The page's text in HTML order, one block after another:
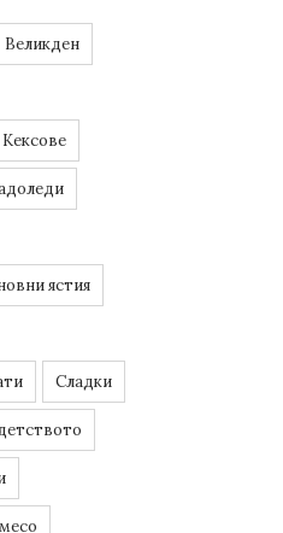
Великден
Кексове
ястия
Сладки